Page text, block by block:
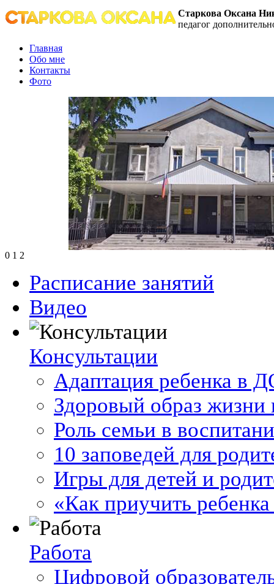
Старкова Оксана
педагог
Главная
Обо мне
Контакты
Фото
0 1 2
Расписание занятий
Видео
Консультации
Адаптация ребенка в
Здоровый образ жизни
Роль семьи в
10 заповедей для
Игры для детей и
«Как приучить
Работа
Цифровой